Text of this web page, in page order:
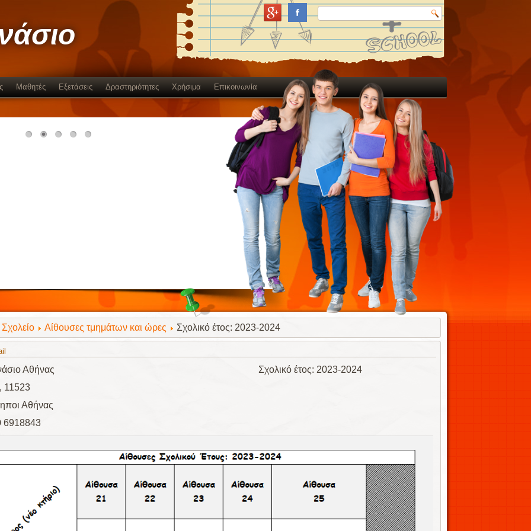
Μαθητές Εξετάσεις Δραστηριότητες Χρήσιμα Επικοινωνία
Σχολείο Αίθουσες τμημάτων και ώρες Σχολικό έτος: 2023-2024
Αθήνας Σχολικό έτος: 2023-2024
11523
Αθήνας
6918843